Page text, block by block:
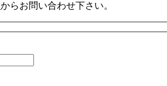
からお問い合わせ下さい。